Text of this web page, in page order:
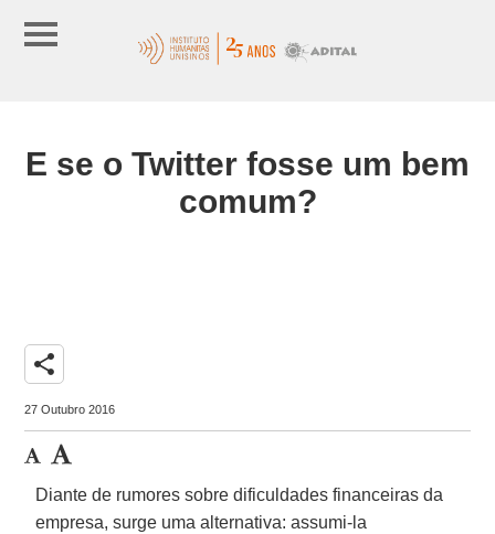
E se o Twitter fosse um bem
comum?
share
27 Outubro 2016
Diante de rumores sobre dificuldades financeiras da
empresa, surge uma alternativa: assumi-la